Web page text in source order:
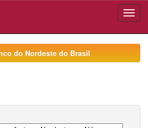
do Nordeste do Brasil